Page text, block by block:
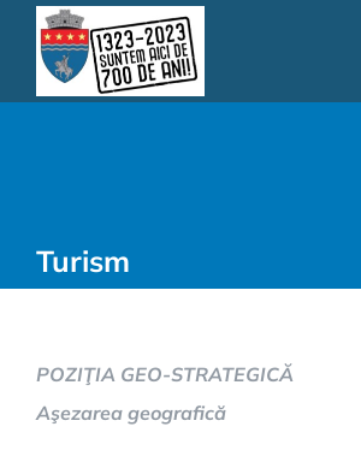
content
Turism
POZIŢIA GEO-STRATEGICĂ
Aşezarea geografică